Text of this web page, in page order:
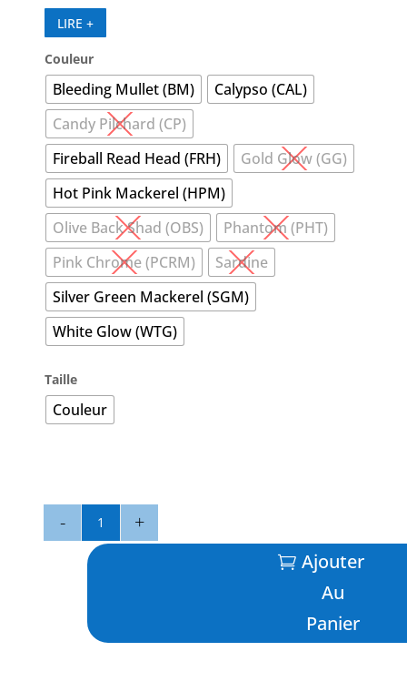
conception avancée brevetée Nomad Autotune,
Gorilla Through Wire et Hydrospeed – le DTX
Minnow est dans une classe à part.
LIRE +
Couleur
Bleeding Mullet (BM)
Calypso (CAL)
Candy Pilchard (CP)
Fireball Read Head (FRH)
Gold Glow (GG)
Hot Pink Mackerel (HPM)
Olive Back Shad (OBS)
Phantom (PHT)
Pink Chrome (PCRM)
Sardine
Silver Green Mackerel (SGM)
White Glow (WTG)
Taille
Couleur
DTX
Ajouter
Au
Panier